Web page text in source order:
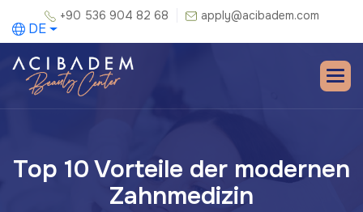
+90 536 904 82 68 apply@acibadem.com
DE
Top 10 Vorteile der modernen
Zahnmedizin